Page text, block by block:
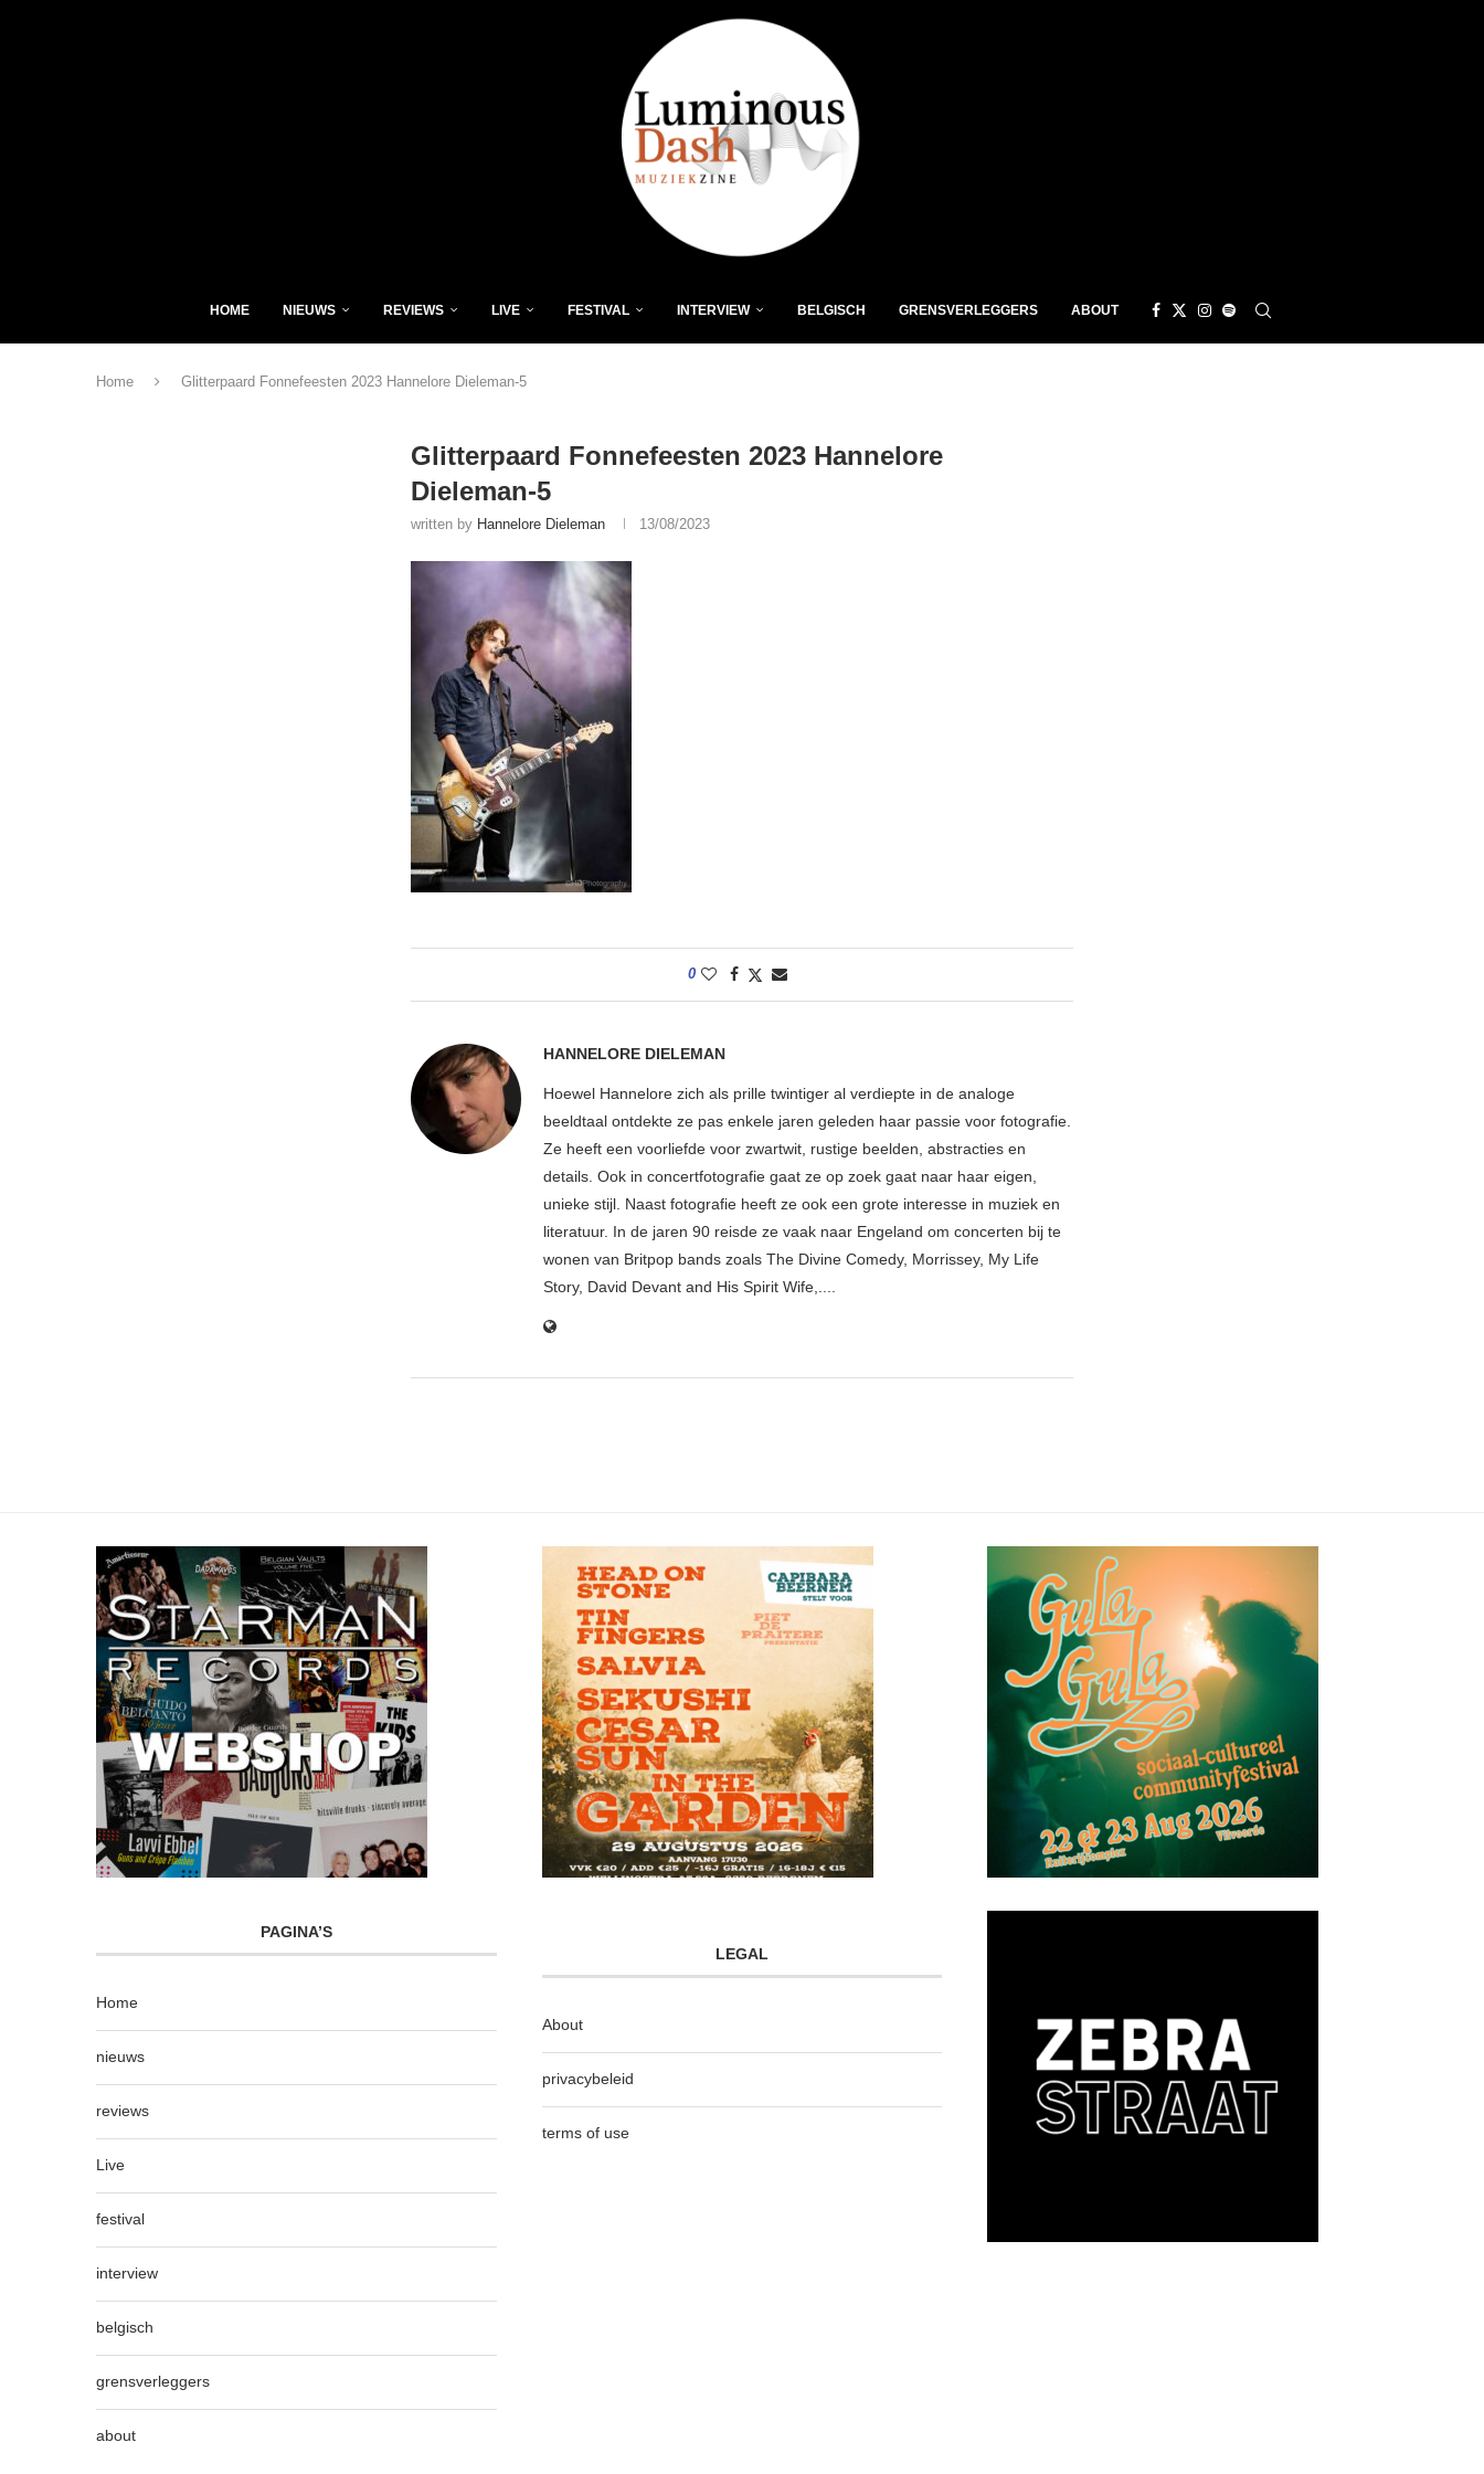
HOME NIEUWS REVIEWS LIVE FESTIVAL INTERVIEW BELGISCH GRENSVERLEGGERS ABOUT
Home Glitterpaard Fonnefeesten 2023 Hannelore Dieleman-5
Glitterpaard Fonnefeesten 2023 Hannelore
Dieleman-5
written by Hannelore Dieleman 13/08/2023
0
HANNELORE DIELEMAN
Hoewel Hannelore zich als prille twintiger al verdiepte in de analoge
beeldtaal ontdekte ze pas enkele jaren geleden haar passie voor fotografie.
Ze heeft een voorliefde voor zwartwit, rustige beelden, abstracties en
details. Ook in concertfotografie gaat ze op zoek gaat naar haar eigen,
unieke stijl. Naast fotografie heeft ze ook een grote interesse in muziek en
literatuur. In de jaren 90 reisde ze vaak naar Engeland om concerten bij te
wonen van Britpop bands zoals The Divine Comedy, Morrissey, My Life
Story, David Devant and His Spirit Wife,....
PAGINA’S
Home
nieuws
reviews
Live
festival
interview
belgisch
grensverleggers
about
LEGAL
About
privacybeleid
terms of use